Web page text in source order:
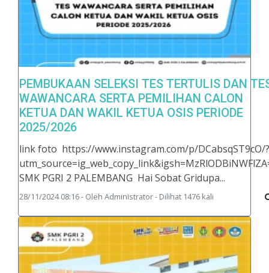
PEMBUKAAN SELEKSI TES TERTULIS DAN
WAWANCARA SERTA PEMILIHAN CALON
KETUA DAN WAKIL KETUA OSIS PERIODE
2025/2026
link foto https://www.instagram.com/p/DCabsqST9cO/?
SMK PGRI 2 PALEMBANG Hai Sobat Gridupa...
28/11/2024 08:16 - Oleh Administrator - Dilihat 1476 kali